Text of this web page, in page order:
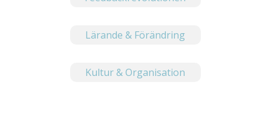
Lärande & Förändring
Kultur & Organisation